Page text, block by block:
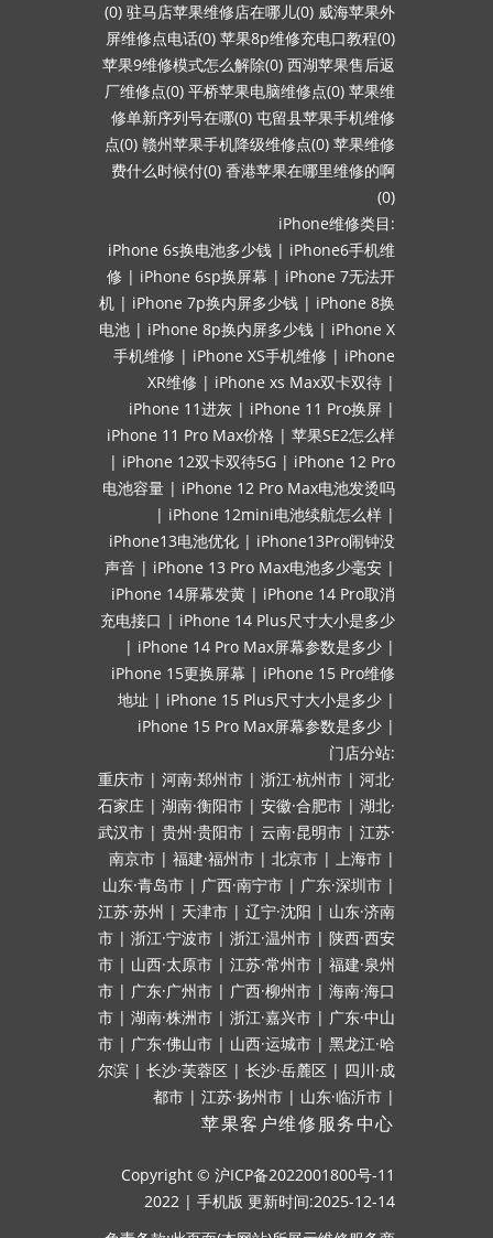
(0) 驻马店苹果维修店在哪儿(0) 威海苹果外
屏维修点电话(0) 苹果8p维修充电口教程(0)
苹果9维修模式怎么解除(0) 西湖苹果售后返
厂维修点(0) 平桥苹果电脑维修点(0) 苹果维
修单新序列号在哪(0) 屯留县苹果手机维修
点(0) 赣州苹果手机降级维修点(0) 苹果维修
费什么时候付(0) 香港苹果在哪里维修的啊
(0)
iPhone维修类目:
iPhone 6s换电池多少钱 | iPhone6手机维
修 | iPhone 6sp换屏幕 | iPhone 7无法开
机 | iPhone 7p换内屏多少钱 | iPhone 8换
电池 | iPhone 8p换内屏多少钱 | iPhone X
手机维修 | iPhone XS手机维修 | iPhone
XR维修 | iPhone xs Max双卡双待 |
iPhone 11进灰 | iPhone 11 Pro换屏 |
iPhone 11 Pro Max价格 | 苹果SE2怎么样
| iPhone 12双卡双待5G | iPhone 12 Pro
电池容量 | iPhone 12 Pro Max电池发烫吗
| iPhone 12mini电池续航怎么样 |
iPhone13电池优化 | iPhone13Pro闹钟没
声音 | iPhone 13 Pro Max电池多少毫安 |
iPhone 14屏幕发黄 | iPhone 14 Pro取消
充电接口 | iPhone 14 Plus尺寸大小是多少
| iPhone 14 Pro Max屏幕参数是多少 |
iPhone 15更换屏幕 | iPhone 15 Pro维修
地址 | iPhone 15 Plus尺寸大小是多少 |
iPhone 15 Pro Max屏幕参数是多少 |
门店分站:
重庆市 | 河南·郑州市 | 浙江·杭州市 | 河北·
石家庄 | 湖南·衡阳市 | 安徽·合肥市 | 湖北·
武汉市 | 贵州·贵阳市 | 云南·昆明市 | 江苏·
南京市 | 福建·福州市 | 北京市 | 上海市 |
山东·青岛市 | 广西·南宁市 | 广东·深圳市 |
江苏·苏州 | 天津市 | 辽宁·沈阳 | 山东·济南
市 | 浙江·宁波市 | 浙江·温州市 | 陕西·西安
市 | 山西·太原市 | 江苏·常州市 | 福建·泉州
市 | 广东·广州市 | 广西·柳州市 | 海南·海口
市 | 湖南·株洲市 | 浙江·嘉兴市 | 广东·中山
市 | 广东·佛山市 | 山西·运城市 | 黑龙江·哈
尔滨 | 长沙·芙蓉区 | 长沙·岳麓区 | 四川·成
都市 | 江苏·扬州市 | 山东·临沂市 |
苹果客户维修服务中心
Copyright © 沪ICP备2022001800号-11
2022 | 手机版 更新时间:2025-12-14